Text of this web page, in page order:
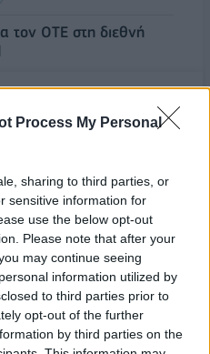
Process My Personal
sharing to third parties, or
sensitive information for
use the below opt-out
Please note that after your
may continue seeing
information utilized by
to third parties prior to
opt-out of the further
by third parties on the
τον ΟΤΕ στη διεθνή
0,18%, στα 315,71